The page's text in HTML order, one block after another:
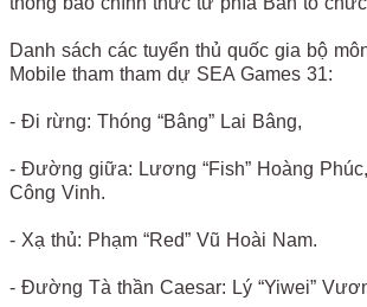
Danh sách các tuyển thủ quốc gia bộ
Mobile tham tham dự SEA Games 31:
- Đi rừng: Thóng “Bâng” Lai Bâng,
- Đường giữa: Lương “Fish” Hoàng Phúc,
Công Vinh.
- Xạ thủ: Phạm “Red” Vũ Hoài Nam.
- Đường Tà thần Caesar: Lý “Yiwei”